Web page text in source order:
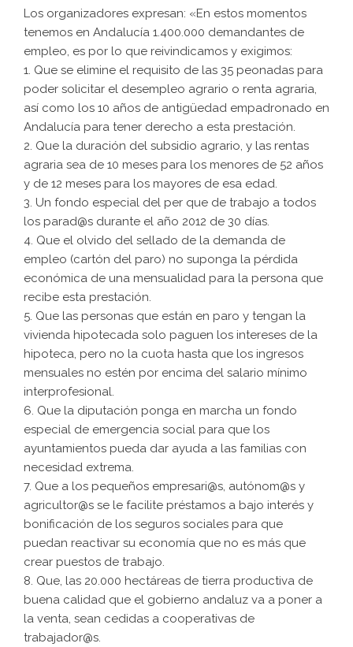
Los organizadores expresan: «En estos momentos
tenemos en Andalucía 1.400.000 demandantes de
empleo, es por lo que reivindicamos y exigimos:
1. Que se elimine el requisito de las 35 peonadas para
poder solicitar el desempleo agrario o renta agraria,
así como los 10 años de antigüedad empadronado en
Andalucía para tener derecho a esta prestación.
2. Que la duración del subsidio agrario, y las rentas
agraria sea de 10 meses para los menores de 52 años
y de 12 meses para los mayores de esa edad.
3. Un fondo especial del per que de trabajo a todos
los parad@s durante el año 2012 de 30 días.
4. Que el olvido del sellado de la demanda de
empleo (cartón del paro) no suponga la pérdida
económica de una mensualidad para la persona que
recibe esta prestación.
5. Que las personas que están en paro y tengan la
vivienda hipotecada solo paguen los intereses de la
hipoteca, pero no la cuota hasta que los ingresos
mensuales no estén por encima del salario mínimo
interprofesional.
6. Que la diputación ponga en marcha un fondo
especial de emergencia social para que los
ayuntamientos pueda dar ayuda a las familias con
necesidad extrema.
7. Que a los pequeños empresari@s, autónom@s y
agricultor@s se le facilite préstamos a bajo interés y
bonificación de los seguros sociales para que
puedan reactivar su economía que no es más que
crear puestos de trabajo.
8. Que, las 20.000 hectáreas de tierra productiva de
buena calidad que el gobierno andaluz va a poner a
la venta, sean cedidas a cooperativas de
trabajador@s.